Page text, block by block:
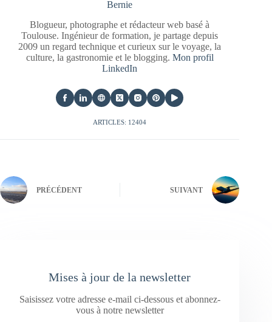
Bernie
Blogueur, photographe et rédacteur web basé à
Toulouse. Ingénieur de formation, je partage depuis
2009 un regard technique et curieux sur le voyage, la
culture, la gastronomie et le blogging. Mon profil
LinkedIn
ARTICLES: 12404
PRÉCÉDENT SUIVANT
Mises à jour de la newsletter
Saisissez votre adresse e-mail ci-dessous et abonnez-
vous à notre newsletter